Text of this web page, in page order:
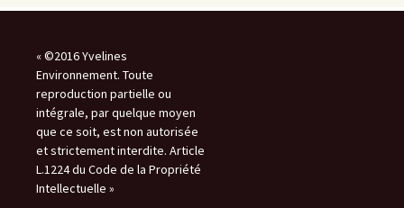
« ©2016 Yvelines
Environnement. Toute
reproduction partielle ou
intégrale, par quelque moyen
que ce soit, est non autorisée
et strictement interdite. Article
L.1224 du Code de la Propriété
Intellectuelle »